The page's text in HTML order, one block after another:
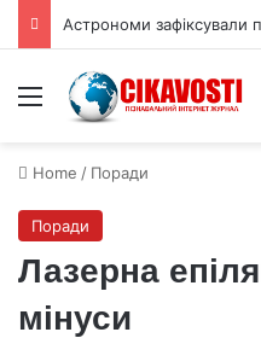
Menu
Home / Поради
Поради
Лазерна
мінуси